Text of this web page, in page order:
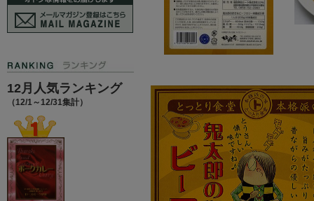
12月人気ランキング
（12/1～12/31集計）